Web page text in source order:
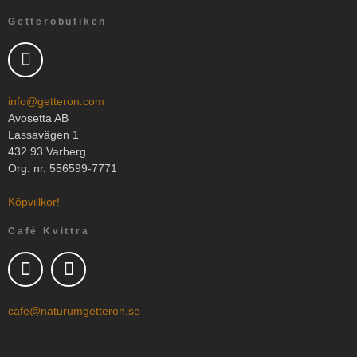
Getteröbutiken
info@getteron.com
Avosetta AB
Lassavägen 1
432 93 Varberg
Org. nr. 556599-7771
Köpvillkor!
Café Kvittra
cafe@naturumgetteron.se